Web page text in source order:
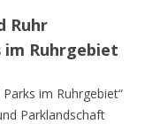
Ruhr
im Ruhrgebiet
im Ruhrgebiet“
Parklandschaft